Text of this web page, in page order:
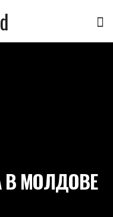
В МОЛДОВЕ